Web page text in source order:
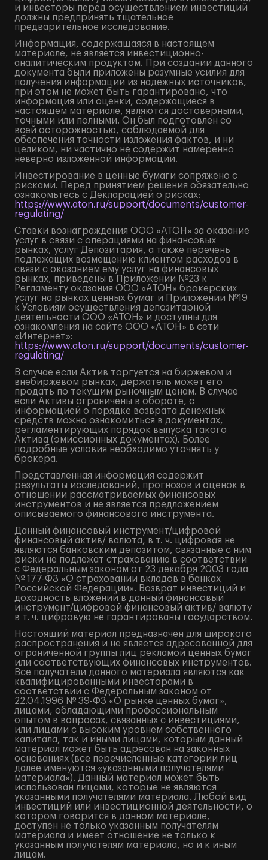
и инвесторы перед осуществлением инвестиций
должны предпринять тщательное
предварительное исследование.
Информация, содержащаяся в настоящем
материале, не является инвестиционно-
аналитическим продуктом. При создании данного
документа были приложены разумные усилия для
получения информации из надежных источников,
при этом не может быть гарантировано, что
информация или оценки, содержащиеся в
настоящем материале, являются достоверными,
точными или полными. Он был подготовлен со
всей осторожностью, соблюдаемой для
обеспечения точности изложения фактов, и ни
целиком, ни частично не содержит намеренно
неверно изложенной информации.
Инвестирование в ценные бумаги сопряжено с
рисками. Перед принятием решения обязательно
ознакомьтесь с Декларацией о рисках:
https://www.aton.ru/support/documents/customer-
regulating/
Ставки вознаграждения ООО «АТОН» за оказание
услуг в связи с операциями на финансовых
рынках, услуг Депозитария, а также перечень
подлежащих возмещению клиентом расходов в
связи с оказанием ему услуг на финансовых
рынках, приведены в Приложении №23 к
Регламенту оказания ООО «АТОН» брокерских
услуг на рынках ценных бумаг и Приложении №19
к Условиям осуществления депозитарной
деятельности ООО «АТОН» и доступны для
ознакомления на сайте ООО «АТОН» в сети
«Интернет»:
https://www.aton.ru/support/documents/customer-
regulating/
В случае если Актив торгуется на биржевом и
внебиржевом рынках, держатель может его
продать по текущим рыночным ценам. В случае
если Активы ограничены в обороте, с
информацией о порядке возврата денежных
средств можно ознакомиться в документах,
регламентирующих порядок выпуска такого
Актива (эмиссионных документах). Более
подробные условия необходимо уточнять у
брокера.
Представленная информация содержит
результаты исследований, прогнозов и оценок в
отношении рассматриваемых финансовых
инструментов и не является предложением
описываемого финансового инструмента.
Данный финансовый инструмент/цифровой
финансовый актив/ валюта, в т. ч. цифровая не
являются банковским депозитом, связанные с ним
риски не подлежат страхованию в соответствии
с Федеральным законом от 23 декабря 2003 года
№ 177-ФЗ «О страховании вкладов в банках
Российской Федерации». Возврат инвестиций и
доходность вложений в данный финансовый
инструмент/цифровой финансовый актив/ валюту
в т. ч. цифровую не гарантированы государством.
Настоящий материал предназначен для широкого
распространения и не является адресованной для
ограниченной группы лиц рекламой ценных бумаг
или соответствующих финансовых инструментов.
Все получатели данного материала являются как
квалифицированными инвесторами в
соответствии с Федеральным законом от
22.04.1996 № 39-ФЗ «О рынке ценных бумаг»,
лицами, обладающими профессиональным
опытом в вопросах, связанных с инвестициями,
или лицами с высоким уровнем собственного
капитала, так и иными лицами, которым данный
материал может быть адресован на законных
основаниях (все перечисленные категории лиц
далее именуются «указанными получателями
материала»). Данный материал может быть
использован лицами, которые не являются
указанными получателями материала. Любой вид
инвестиций или инвестиционной деятельности, о
котором говорится в данном материале,
доступен не только указанным получателям
материала и имеет отношение не только к
указанным получателям материала, но и к иным
лицам.